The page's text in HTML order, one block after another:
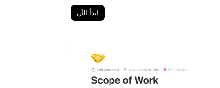
ابدأ الآن